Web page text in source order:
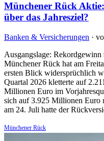
Münchener Rück
über das Jahresziel?
Banken & Versicherungen ·
Ausgangslage:
Münchener Rück hat am
ersten Blick widersprüchlich
Quartal 2026 kletterte auf
Millionen Euro im
sich auf 3.925 Millionen Euro
am 24. Juli hatte der
Münchener Rück